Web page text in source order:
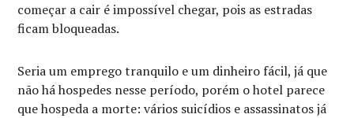
começar a cair é impossível chegar, pois as estradas
ficam bloqueadas.
Seria um emprego tranquilo e um dinheiro fácil, já que
não há hospedes nesse período, porém o hotel parece
que hospeda a morte: vários suicídios e assassinatos já